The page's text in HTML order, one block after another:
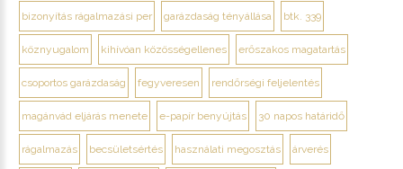
bizonyítás rágalmazási per garázdaság tényállása btk. 339
köznyugalom kihívóan közösségellenes erőszakos magatartás
csoportos garázdaság fegyveresen rendőrségi feljelentés
magánvád eljárás menete e-papír benyújtás 30 napos határidő
rágalmazás becsületsértés használati megosztás árverés